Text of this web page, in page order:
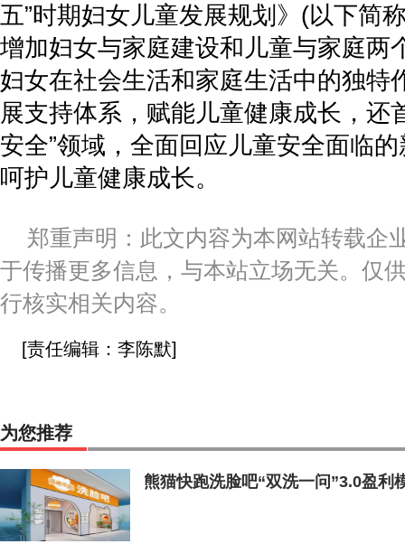
五”时期妇女儿童发展规划》(以下简
增加妇女与家庭建设和儿童与家庭两
妇女在社会生活和家庭生活中的独特
展支持体系，赋能儿童健康成长，还
安全”领域，全面回应儿童安全面临
呵护儿童健康成长。
郑重声明：此文内容为本网站转载企
于传播更多信息，与本站立场无关。仅
行核实相关内容。
[责任编辑：李陈默]
为您推荐
熊猫快跑洗脸吧“双洗一问”3.0盈利